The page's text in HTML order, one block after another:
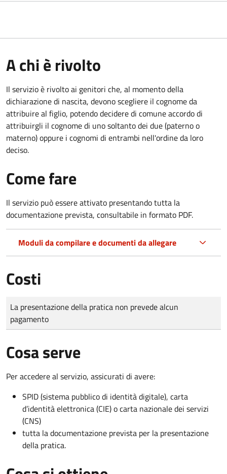
A chi è rivolto
Il servizio è rivolto ai genitori che, al momento della
dichiarazione di nascita, devono scegliere il cognome da
attribuire al figlio, potendo decidere di comune accordo di
attribuirgli il cognome di uno soltanto dei due (paterno o
materno) oppure i cognomi di entrambi nell'ordine da loro
deciso.
Come fare
Il servizio può essere attivato presentando tutta la
documentazione prevista, consultabile in formato PDF.
Moduli da compilare e documenti da allegare
Costi
Tipo di pagamento
Importo
La presentazione della pratica non prevede alcun
pagamento
Cosa serve
Per accedere al servizio, assicurati di avere:
SPID (sistema pubblico di identità digitale), carta
d’identità elettronica (CIE) o carta nazionale dei servizi
(CNS)
tutta la documentazione prevista per la presentazione
della pratica.